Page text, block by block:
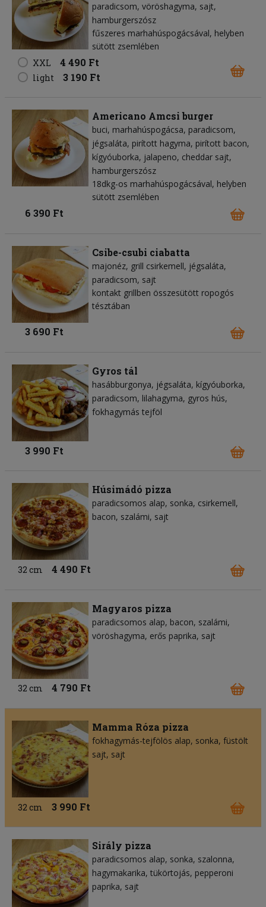
paradicsom vöröshagyma sajt
hamburgerszósz
fűszeres marhahúspogácsával, helyben
sütött zsemlében
XXL
4 490 Ft
light 3 190 Ft
Americano Amcsi burger
buci marhahúspogácsa paradicsom
jégsaláta pirított hagyma pirított bacon
kígyóuborka jalapeno cheddar sajt
hamburgerszósz
18dkg-os marhahúspogácsával, helyben
sütött zsemlében
6 390 Ft
Csibe-csubi ciabatta
majonéz grill csirkemell jégsaláta
paradicsom sajt
kontakt grillben összesütött ropogós
tésztában
3 690 Ft
Gyros tál
hasábburgonya jégsaláta kígyóuborka
paradicsom lilahagyma gyros hús
fokhagymás tejföl
3 990 Ft
Húsimádó pizza
paradicsomos alap sonka csirkemell
bacon szalámi sajt
32 cm 4 490 Ft
Magyaros pizza
paradicsomos alap bacon szalámi
vöröshagyma erős paprika sajt
32 cm 4 790 Ft
Mamma Róza pizza
fokhagymás-tejfölös alap sonka füstölt
sajt sajt
32 cm 3 990 Ft
Sirály pizza
paradicsomos alap sonka szalonna
hagymakarika tükörtojás pepperoni
paprika sajt